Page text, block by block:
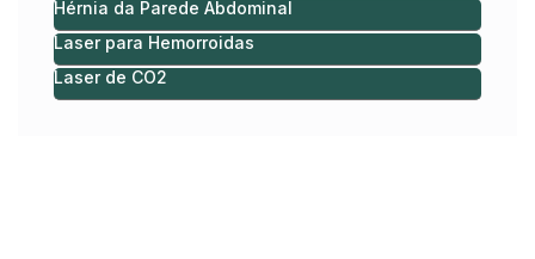
Hérnia da Parede Abdominal​
Laser para Hemorroidas
Laser de CO2